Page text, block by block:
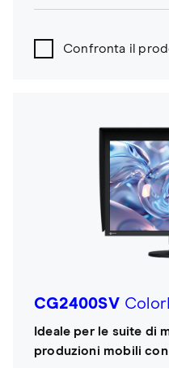
Confronta il
CG2400SV
Ideale per le suite di
produzioni mobili con